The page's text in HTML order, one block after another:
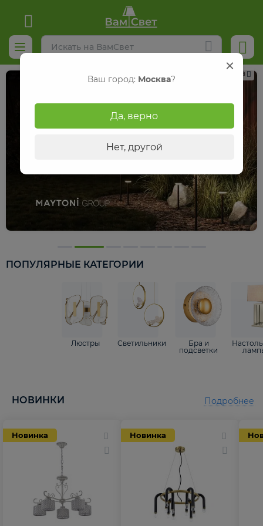
Реклама
ПОПУЛЯРНЫЕ КАТЕГОРИИ
Люстры Светильники
Бра и
подсветки
НОВИНКИ
Новинка Новинка
Подробнее
Ваш город: Москва?
Да, верно
Нет, другой